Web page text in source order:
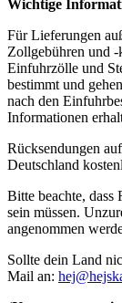
Wichtige
Für Lieferungen
Zollgebühren und -
Einfuhrzölle und
bestimmt und
nach den
Informationen
Rücksendungen
Deutschland
Bitte beachte, dass
sein müssen.
angenommen
Sollte dein Land
Mail an: